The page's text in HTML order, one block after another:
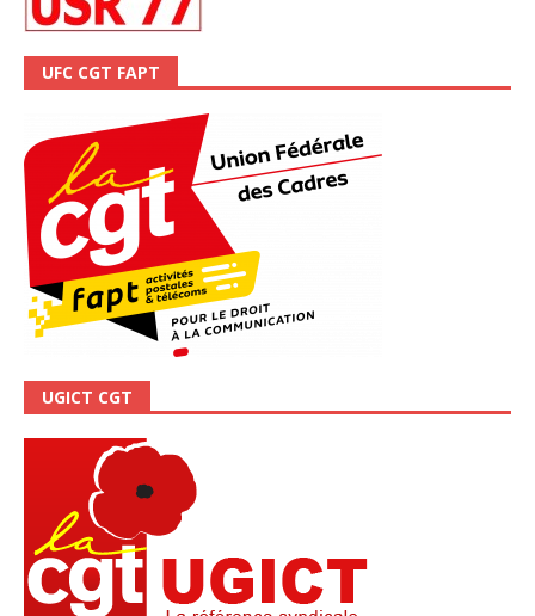
UFC CGT FAPT
UGICT CGT